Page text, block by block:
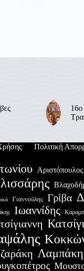
Πολιτική
Αριστόπουλος
Γιαννούλης Γρίβα
Ιωαννίδης